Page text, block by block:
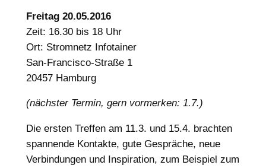
Freitag 20.05.2016
Zeit: 16.30 bis 18 Uhr
Ort: Stromnetz Infotainer
San-Francisco-Straße 1
20457 Hamburg
(nächster Termin, gern vormerken: 1.7.)
Die ersten Treffen am 11.3. und 15.4. brachten
spannende Kontakte, gute Gespräche, neue
Verbindungen und Inspiration, zum Beispiel zum